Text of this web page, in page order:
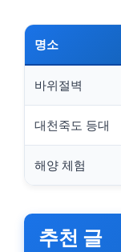
명소
바위절벽
대천죽도 등대
해양 체험
추천 글